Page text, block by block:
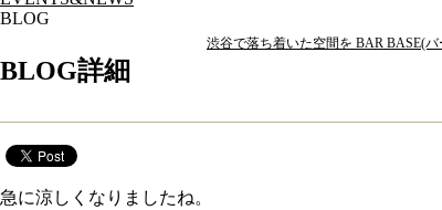
BLOG
渋谷で落ち着いた空間を BAR BASE(
BLOG詳細
急に涼しくなりましたね。